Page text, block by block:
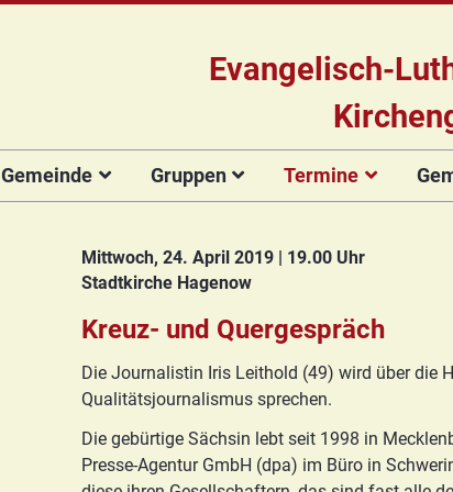
Evangelisch-
Gemeinde
Das Team
Hauptamtliche
Kirchengemeinderat
Kandidat(inn)en
Projekt Kulturenbrücke
Stiftung Regenbogen
Unsere Kirche
Glocken für Hagenow
Rückblick
Prävention
FAQ
Gruppen
Für Kinder
Kinderkirche
Konfirmanden
Für Erwachsene
musicum
Blaues Kreuz
Seniorenkreis
Kirchenmusik
Collegium
musicum
Freundeskreis
Seniorenkreis
Blaues Kreuz
Zirkusgruppe
Konfirmanden
Termine
Gottesdienste
Mittwoch, 24. April 2019 | 19.00 Uhr
Stadtkirche Hagenow
Kreuz- und Quergespräch
Die Journalistin Iris Leithold (49) wird über die
Qualitätsjournalismus sprechen.
Die gebürtige Sächsin lebt seit 1998 in
Presse-Agentur GmbH (dpa) im Büro in